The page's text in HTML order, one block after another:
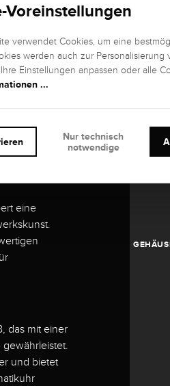
eine
das mit einer
und bietet
Voreinstellungen
verwendet Cookies, um eine
werden auch zur Personalisierung
Einstellungen anpassen oder alle
...
Nur technisch
notwendige